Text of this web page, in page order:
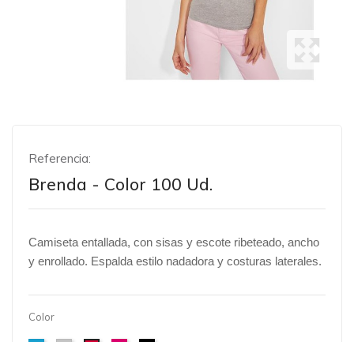
Referencia:
Brenda - Color 100 Ud.
Camiseta entallada, con sisas y escote ribeteado, ancho
y enrollado. Espalda estilo nadadora y costuras laterales.
Color